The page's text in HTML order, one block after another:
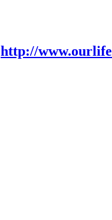
http://